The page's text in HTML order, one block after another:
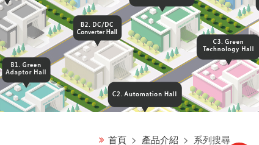
首頁 產品介紹 系列搜尋